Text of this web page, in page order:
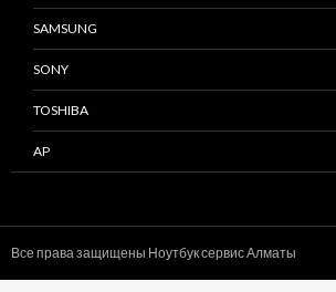
SAMSUNG
SONY
TOSHIBA
AP
Все права защищены Ноутбук сервисАлматы